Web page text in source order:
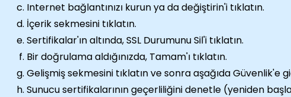
Internet bağlantınızı kurun ya da değiştirin'i tıklatın.
İçerik sekmesini tıklatın.
Sertifikalar'ın altında, SSL Durumunu Sil'i tıklatın.
Bir doğrulama aldığınızda, Tamam'ı tıklatın.
Gelişmiş sekmesini tıklatın ve sonra aşağıda Güvenlik'e
Sunucu sertifikalarının geçerliliğini denetle (yeniden